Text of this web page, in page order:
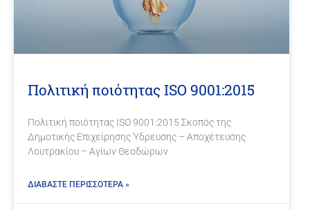
Πολιτική ποιότητας ISO 9001:2015
Πολιτική ποιότητας ISO 9001:2015 Σκοπός της
Δημοτικής Επιχείρησης Ύδρευσης – Αποχέτευσης
Λουτρακίου – Αγίων Θεοδώρων
ΔΙΑΒΑΣΤΕ ΠΕΡΙΣΣΟΤΕΡΑ »